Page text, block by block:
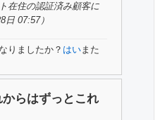
在住の認証済み顧客に
日 07:57）
りましたか？ はいまた
らはずっとこれ